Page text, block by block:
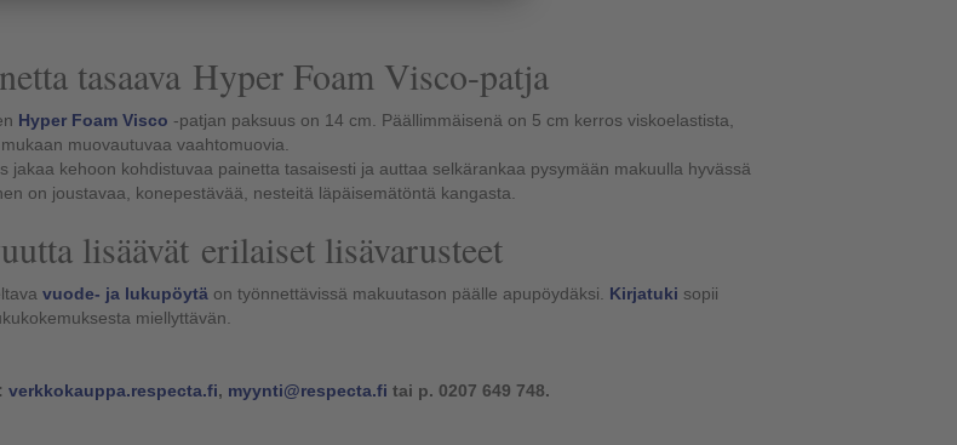
tasaava Hyper Foam Visco-patja
Hyper Foam Visco -patjan paksuus on 14 cm. Päällimmäisenä on 5 cm kerros viskoelastista,
muovautuvaa vaahtomuovia.
jakaa kehoon kohdistuvaa painetta tasaisesti ja auttaa selkärankaa pysymään makuulla hyvässä
on joustavaa, konepestävää, nesteitä läpäisemätöntä kangasta.
lisäävät erilaiset lisävarusteet
vuode- ja lukupöytä on työnnettävissä makuutason päälle apupöydäksi. Kirjatuki sopii
miellyttävän.
verkkokauppa.respecta.fi, myynti@respecta.fi tai p. 0207 649 748.